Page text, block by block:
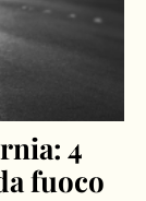
4
fuoco